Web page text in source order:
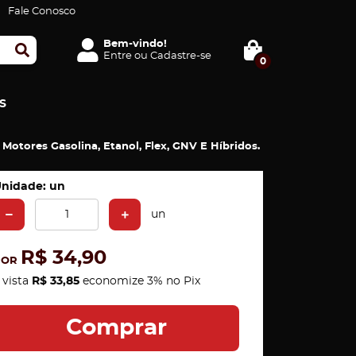
Fale Conosco
Bem-vindo!
Entreou Cadastre-se 0
Gasolina, Etanol, Flex, GNV E Híbridos.
un
un
R$ 34,90
vista R$ 33,85 economize3% no Pix
Comprar